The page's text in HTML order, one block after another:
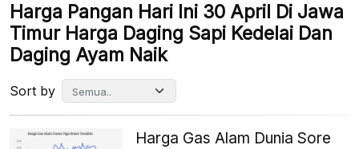
Harga Pangan Hari Ini 30 April Di Jawa
Timur Harga Daging Sapi Kedelai Dan
Daging Ayam Naik
Sort by
Harga Gas Alam Dunia Sore